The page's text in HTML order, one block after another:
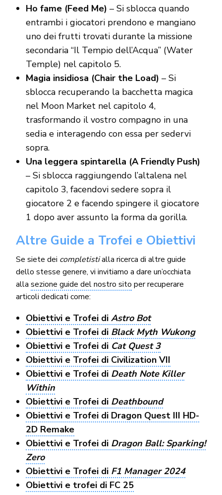
Ho fame (Feed Me) – Si sblocca quando
entrambi i giocatori prendono e mangiano
uno dei frutti trovati durante la missione
secondaria “Il Tempio dell’Acqua” (Water
Temple) nel capitolo 5.
Magia insidiosa (Chair the Load) – Si
sblocca recuperando la bacchetta magica
nel Moon Market nel capitolo 4,
trasformando il vostro compagno in una
sedia e interagendo con essa per sedervi
sopra.
Una leggera spintarella (A Friendly Push)
– Si sblocca raggiungendo l’altalena nel
capitolo 3, facendovi sedere sopra il
giocatore 2 e facendo spingere il giocatore
1 dopo aver assunto la forma da gorilla.
Altre Guide a Trofei e Obiettivi
Se siete dei completistialla ricerca di altre guide
dello stesse genere, vi invitiamo a dare un’occhiata
alla sezione guide del nostro sito per recuperare
articoli dedicati come:
Obiettivi e Trofei di Astro Bot
Obiettivi e Trofei di Black Myth Wukong
Obiettivi e Trofei di Cat Quest 3
Obiettivi e Trofei di Civilization VII
Obiettivi e Trofei di Death Note Killer
Within
Obiettivi e Trofei di Deathbound
Obiettivi e Trofei di Dragon Quest III HD-
2D Remake
Obiettivi e Trofei di Dragon Ball: Sparking!
Zero
Obiettivi e Trofei di F1 Manager 2024
Obiettivi e trofei di FC 25